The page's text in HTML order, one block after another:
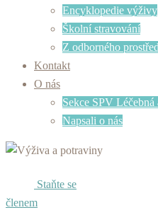
Encyklopedie výživy
Školní stravování
Z odborného
Kontakt
O nás
Sekce SPV
Napsali o nás
Staňte se
členem